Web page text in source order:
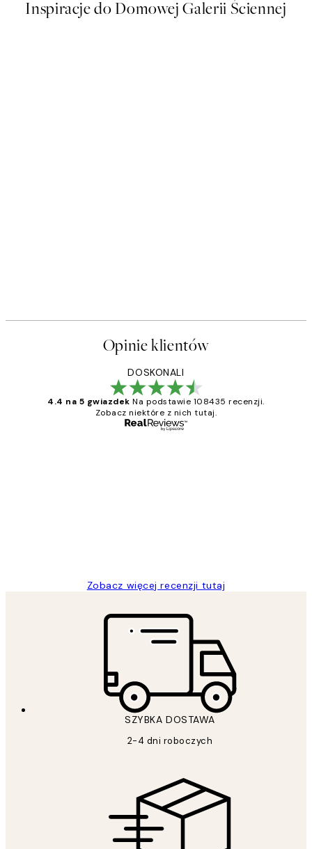
Inspiracje do Domowej Galerii Ściennej
Opinie klientów
DOSKONALI
4.4 na 5 gwiazdek Na podstawie 108435 recenzji.
Zobacz niektóre z nich tutaj.
Zobacz więcej recenzji tutaj
SZYBKA DOSTAWA
2-4 dni roboczych